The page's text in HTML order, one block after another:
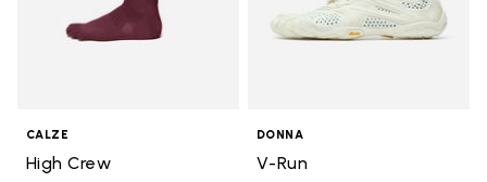
CALZE
High Crew
DONNA
V-Run